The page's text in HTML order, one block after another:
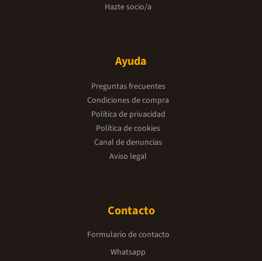
Hazte socio/a
Ayuda
Preguntas frecuentes
Condiciones de compra
Política de privacidad
Política de cookies
Canal de denuncias
Aviso legal
Contacto
Formulario de contacto
Whatsapp